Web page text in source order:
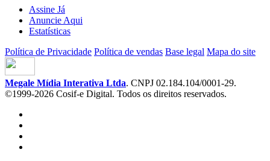
Assine Já
Anuncie Aqui
Estatísticas
Política de Privacidade Política de vendas Base legal Mapa do site
Megale Mídia Interativa Ltda. CNPJ 02.184.104/0001-29.
©1999-2026 Cosif-e Digital. Todos os direitos reservados.